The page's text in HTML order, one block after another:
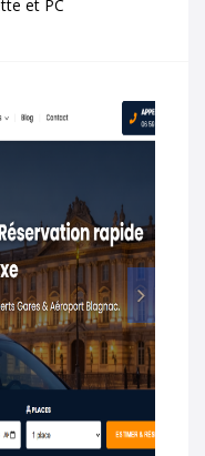
et PC
Suiv